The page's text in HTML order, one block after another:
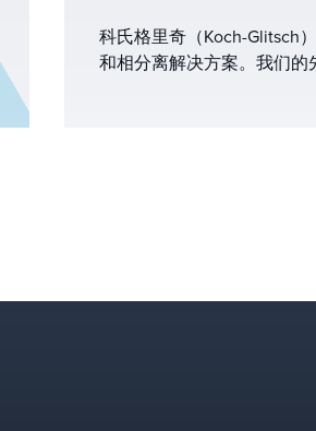
科氏格里奇（Koch-Glitsch
和相分离解决方案。我们的
液分离解决方案）有助于